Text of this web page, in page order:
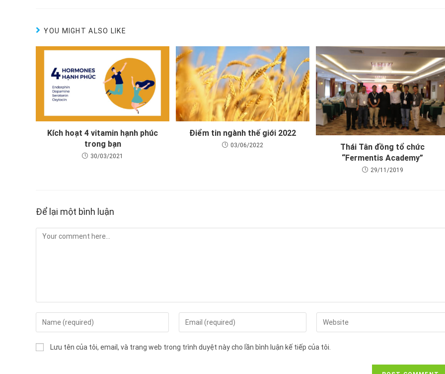
YOU MIGHT ALSO LIKE
Kích hoạt 4 vitamin hạnh phúc
trong bạn
30/03/2021
Điểm tin ngành thế giới 2022
03/06/2022
Thái Tân đồng tổ chức
“Fermentis Academy”
29/11/2019
Để lại một bình luận
Lưu tên của tôi, email, và trang web trong trình duyệt này cho lần bình luận kế tiếp của tôi.